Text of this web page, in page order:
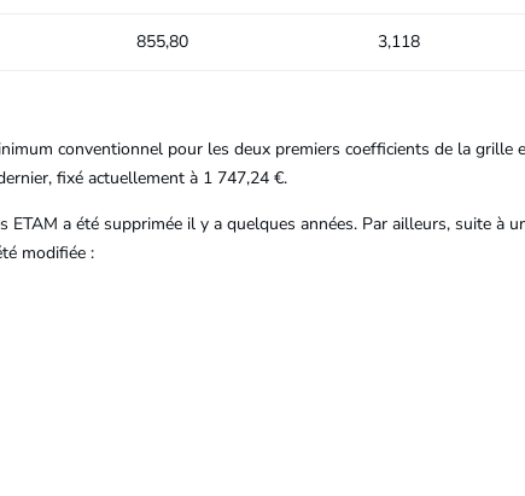
855,80 3,118
conventionnel pour les deux premiers coefficients de la grille
fixé actuellement à 1 747,24 €.
a été supprimée il y a quelques années. Par ailleurs, suite à
modifiée :